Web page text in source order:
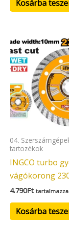
Kosárba
04.
tartozékok
INGCO turbo
vágókorong
4.790Ft tartalmazza
Kosárba